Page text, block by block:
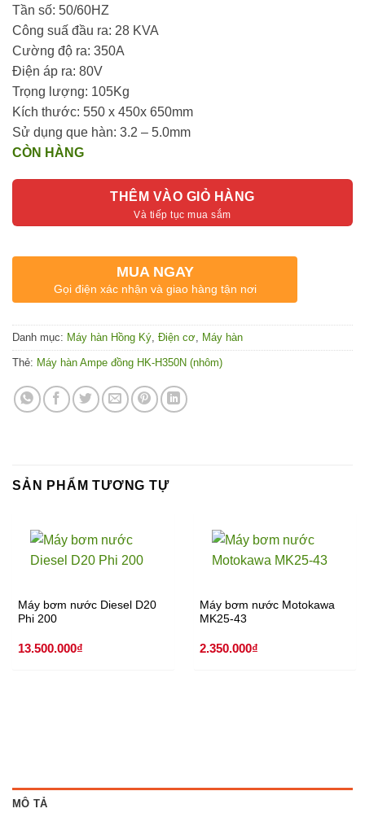
Tần số: 50/60HZ
Công suấ đầu ra: 28 KVA
Cường độ ra: 350A
Điện áp ra: 80V
Trọng lượng: 105Kg
Kích thước: 550 x 450x 650mm
Sử dụng que hàn: 3.2 – 5.0mm
CÒN HÀNG
THÊM VÀO GIỎ HÀNG
MUA NGAY
Gọi điện xác nhận và giao hàng tận nơi
Danh mục: Máy hàn Hồng Ký, Điện cơ, Máy hàn
Thẻ: Máy hàn Ampe đồng HK-H350N (nhôm)
SẢN PHẨM TƯƠNG TỰ
Máy bơm nước Diesel D20
Phi 200
13.500.000₫
Máy bơm nước Motokawa
MK25-43
2.350.000₫
MÔ TẢ